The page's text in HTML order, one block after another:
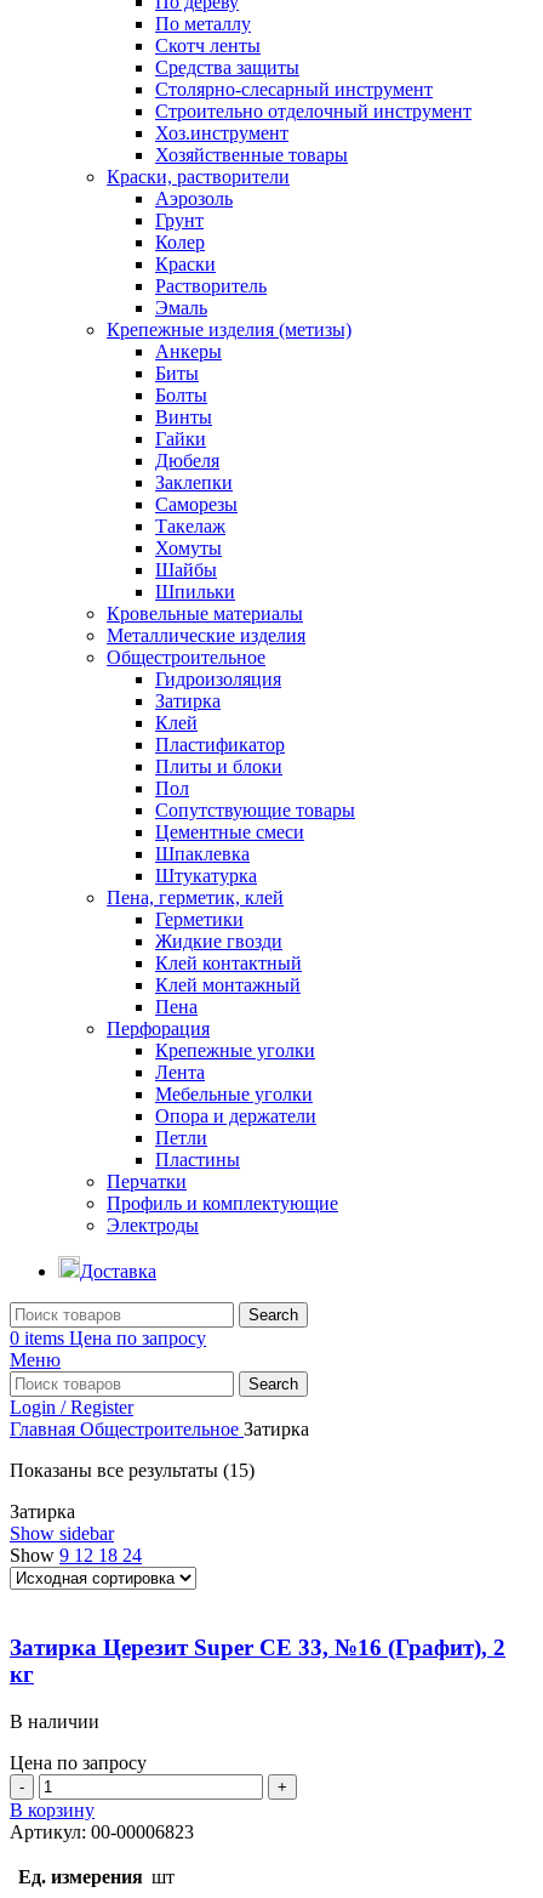
По металлу
Скотч ленты
Средства защиты
Столярно-слесарный инструмент
Строительно отделочный инструмент
Хоз.инструмент
Хозяйственные товары
Краски, растворители
Аэрозоль
Грунт
Колер
Краски
Растворитель
Эмаль
Крепежные изделия (метизы)
Анкеры
Биты
Болты
Винты
Гайки
Дюбеля
Заклепки
Саморезы
Такелаж
Хомуты
Шайбы
Шпильки
Кровельные материалы
Металлические изделия
Общестроительное
Гидроизоляция
Затирка
Клей
Пластификатор
Плиты и блоки
Пол
Сопутствующие товары
Цементные смеси
Шпаклевка
Штукатурка
Пена, герметик, клей
Герметики
Жидкие гвозди
Клей контактный
Клей монтажный
Пена
Перфорация
Крепежные уголки
Лента
Мебельные уголки
Опора и держатели
Петли
Пластины
Перчатки
Профиль и комплектующие
Электроды
Доставка
Search
0 items Цена по запросу
Меню
Search
Login / Register
Главная Общестроительное Затирка
Показаны все результаты (15)
Затирка
Show sidebar
Show 9 12 18 24
Затирка Церезит Super CE 33, №16 (Графит), 2
кг
В наличии
Цена по запросу
Количество
товара
Затирка
Церезит
Super
CE
В корзину
Артикул: 00-00006823
Ед. измерения шт